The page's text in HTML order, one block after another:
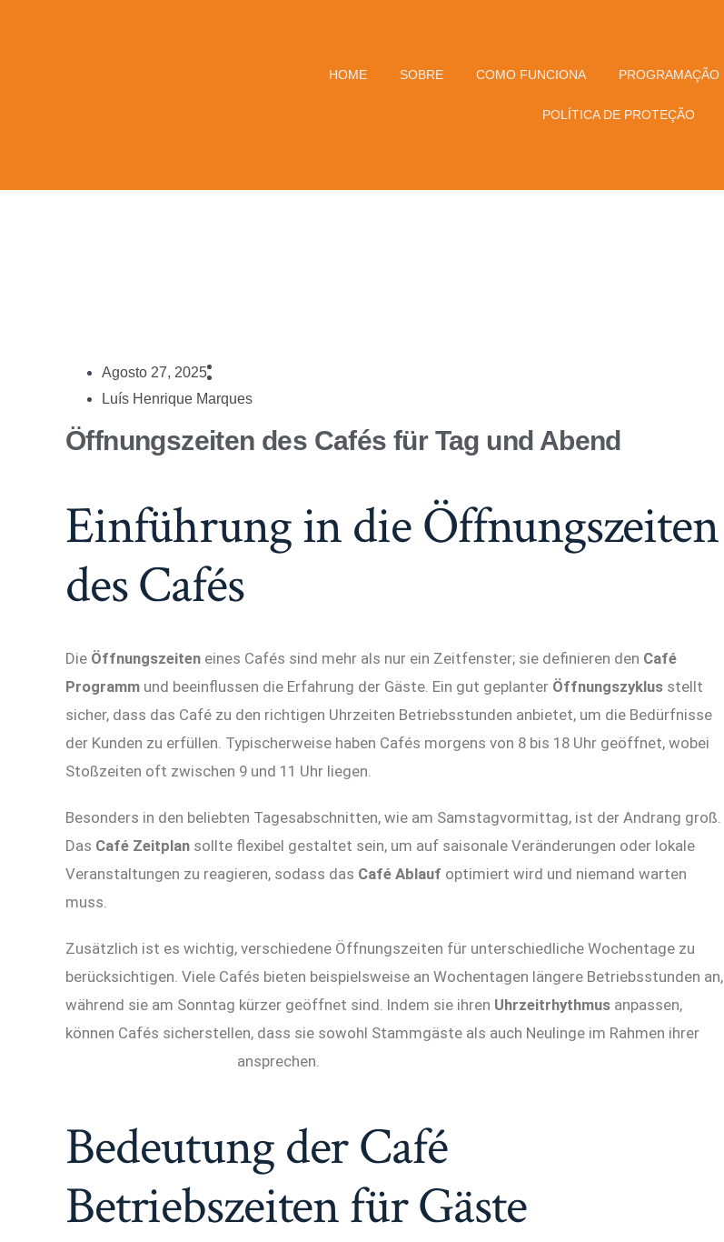
HOME SOBRE COMO FUNCIONA PROGRAMAÇÃO
POLÍTICA DE PROTEÇÃO
Agosto 27, 2025
Luís Henrique Marques
Öffnungszeiten des Cafés für Tag und Abend
Einführung in die Öffnungszeiten
des Cafés
Die Öffnungszeiten eines Cafés sind mehr als nur ein Zeitfenster; sie definieren den Café
Programm und beeinflussen die Erfahrung der Gäste. Ein gut geplanter Öffnungszyklus stellt
sicher, dass das Café zu den richtigen Uhrzeiten Betriebsstunden anbietet, um die Bedürfnisse
der Kunden zu erfüllen. Typischerweise haben Cafés morgens von 8 bis 18 Uhr geöffnet, wobei
Stoßzeiten oft zwischen 9 und 11 Uhr liegen.
Besonders in den beliebten Tagesabschnitten, wie am Samstagvormittag, ist der Andrang groß.
Das Café Zeitplan sollte flexibel gestaltet sein, um auf saisonale Veränderungen oder lokale
Veranstaltungen zu reagieren, sodass das Café Ablauf optimiert wird und niemand warten
muss.
Zusätzlich ist es wichtig, verschiedene Öffnungszeiten für unterschiedliche Wochentage zu
berücksichtigen. Viele Cafés bieten beispielsweise an Wochentagen längere Betriebsstunden an,
während sie am Sonntag kürzer geöffnet sind. Indem sie ihren Uhrzeitrhythmus anpassen,
können Cafés sicherstellen, dass sie sowohl Stammgäste als auch Neulinge im Rahmen ihrer
ansprechen.
Bedeutung der Café
Betriebszeiten für Gäste